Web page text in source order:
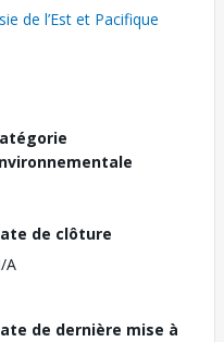
de l’Est et Pacifique
de clôture
A
de dernière mise à